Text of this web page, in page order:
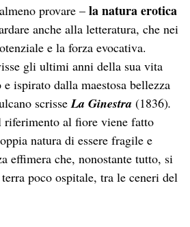
provare – la natura erotica
anche alla letteratura, che nei
e la forza evocativa.
gli ultimi anni della sua vita
ispirato dalla maestosa bellezza
scrisseLa Ginestra (1836).
al fiore viene fatto
natura di essere fragile e
effimera che, nonostante tutto, si
poco ospitale, tra le ceneri del